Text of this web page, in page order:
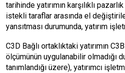
tarihinde yatırımın karşılıklı
istekli taraflar arasında el
yansıtması durumunda, yatırım
C3D Bağlı ortaklıktaki yatırımın
ölçümünün uygulanabilir olmadığı
tanımlandığı üzere), yatırımcı